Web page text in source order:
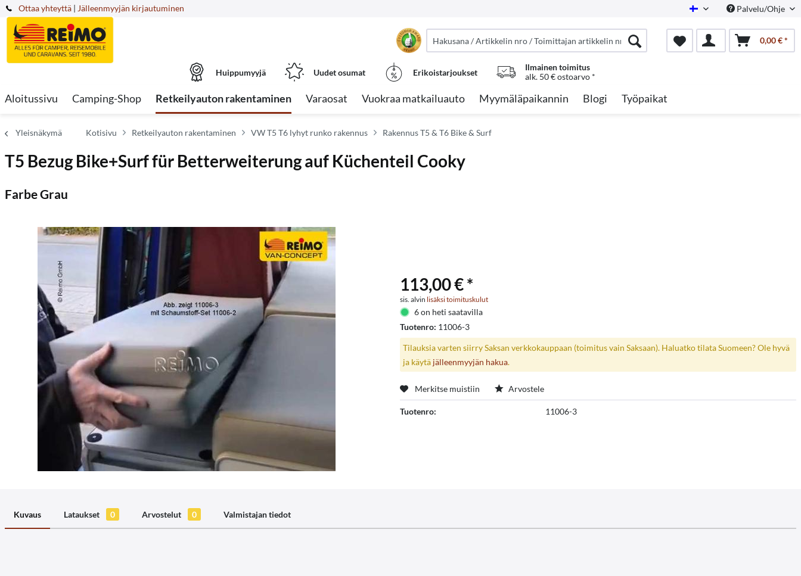
Ottaa yhteyttä Finnish Palvelu/Ohje
| Jälleenmyyjän kirjautuminen
0,00 € *
Huippumyyjä Uudet osumat Erikoistarjoukset
Ilmainen toimitus
alk. 50 € ostoarvo *
Aloitussivu Camping-Shop Retkeilyauton rakentaminen Varaosat Vuokraa matkailuauto Myymäläpaikannin Blogi Työpaikat
Yleisnäkymä Kotisivu Retkeilyauton rakentaminen VW T5 T6 lyhyt runko rakennus Rakennus T5 & T6 Bike & Surf
T5 Bezug Bike+Surf für Betterweiterung auf Küchenteil Cooky
Farbe Grau
113,00 € *
sis. alvin lisäksi toimituskulut
6 on heti saatavilla
Tuotenro: 11006-3
Tilauksia varten siirry Saksan verkkokauppaan (toimitus vain Saksaan). Haluatko tilata Suomeen? Ole hyvä
ja käytä jälleenmyyjän hakua.
Merkitse muistiin Arvostele
Tuotenro: 11006-3
Kuvaus Lataukset 0 Arvostelut 0 Valmistajan tiedot